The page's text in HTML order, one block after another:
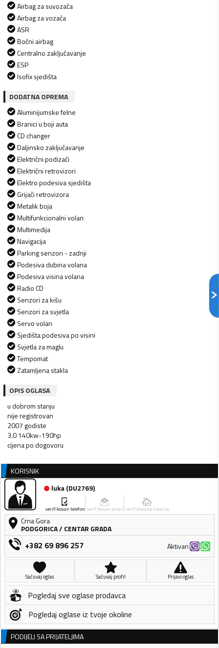
Airbag za suvozača
Airbag za vozača
ASR
Bočni airbag
Centralno zaključavanje
ESP
Isofix sjedišta
DODATNA OPREMA
Aluminijumske felne
Branici u boji auta
CD changer
Daljinsko zaključavanje
Električni podizači
Električni retrovizori
Elektro podesiva sjedišta
Grijači retrovizora
Metalik boja
Multifunkcionalni volan
Multimedija
Navigacija
Parking senzori - zadnji
Podesiva dubina volana
Podesiva visina volana
Radio CD
Senzori za kišu
Senzori za svjetla
Servo volan
Sjedišta podesiva po visini
Svjetla za maglu
Tempomat
Zatamljena stakla
OPIS OGLASA
u dobrom stanju
nije registrovan
2007 godiste
3.0 140kw-190hp
KORISNIK
luka(DU2769)
verifikovan telefon verifikovan email verifikovana lokacija
Crna Gora
PODGORICA/ CENTAR GRADA
+382 69 896 257 Aktivan
Sačuvaj oglas Sačuvaj profil Prijavi oglas
Pogledaj sve oglase prodavca
Pogledaj oglase iz tvoje okoline
PODIJELI SA PRIJATELJIMA